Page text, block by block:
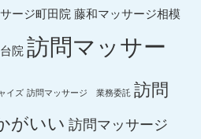
ージ町田院 藤和マッサージ相模
院 訪問マッサー
イズ 訪問マッサージ 業務委託 訪問
がいい 訪問マッサージ